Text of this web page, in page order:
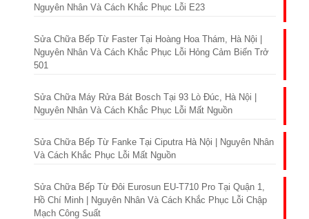
Nguyên Nhân Và Cách Khắc Phục Lỗi E23
Sửa Chữa Bếp Từ Faster Tại Hoàng Hoa Thám, Hà Nội |
Nguyên Nhân Và Cách Khắc Phục Lỗi Hỏng Cảm Biến Trở
501
Sửa Chữa Máy Rửa Bát Bosch Tại 93 Lò Đúc, Hà Nội |
Nguyên Nhân Và Cách Khắc Phục Lỗi Mất Nguồn
Sửa Chữa Bếp Từ Fanke Tại Ciputra Hà Nội | Nguyên Nhân
Và Cách Khắc Phục Lỗi Mất Nguồn
Sửa Chữa Bếp Từ Đôi Eurosun EU-T710 Pro Tại Quận 1,
Hồ Chí Minh | Nguyên Nhân Và Cách Khắc Phục Lỗi Chập
Mạch Công Suất